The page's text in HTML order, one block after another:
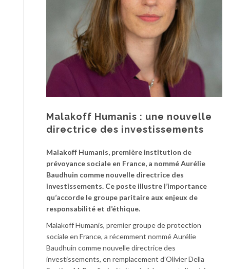
Malakoff Humanis : une nouvelle
directrice des investissements
Malakoff Humanis, première institution de
prévoyance sociale en France, a nommé Aurélie
Baudhuin comme nouvelle directrice des
investissements. Ce poste illustre l’importance
qu’accorde le groupe paritaire aux enjeux de
responsabilité et d’éthique.
Malakoff Humanis, premier groupe de protection
sociale en France, a récemment nommé Aurélie
Baudhuin comme nouvelle directrice des
investissements, en remplacement d’Olivier Della